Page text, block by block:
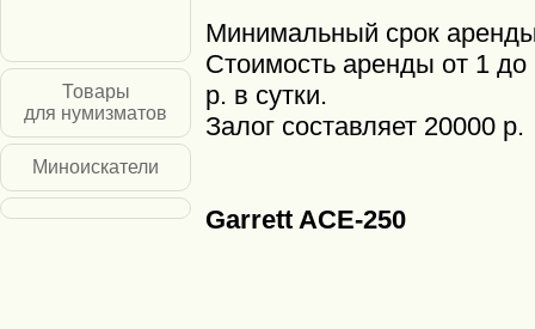
Товары
для нумизматов
Миноискатели
Минимальный срок аренды
Стоимость аренды от 1 до
р. в сутки.
Залог составляет 20000 р.
Garrett ACE-250